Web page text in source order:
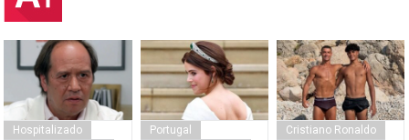
Hospitalizado
Portugal
Cristiano Ronaldo